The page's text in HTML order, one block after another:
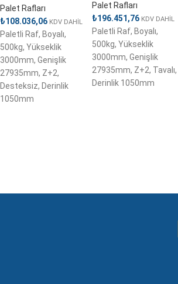
Palet Rafları
₺108.036,06 KDV DAHİL
Paletli Raf, Boyalı,
500kg, Yükseklik
3000mm, Genişlik
27935mm, Z+2,
Desteksiz, Derinlik
1050mm
Palet Rafları
₺196.451,76 KDV DAHİL
Paletli Raf, Boyalı,
500kg, Yükseklik
3000mm, Genişlik
27935mm, Z+2, Tavalı,
Derinlik 1050mm